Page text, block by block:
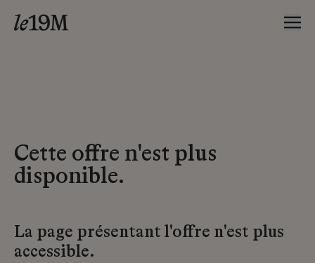
Cette offre n'est plus
disponible.
La page présentant l'offre n'est plus
accessible.